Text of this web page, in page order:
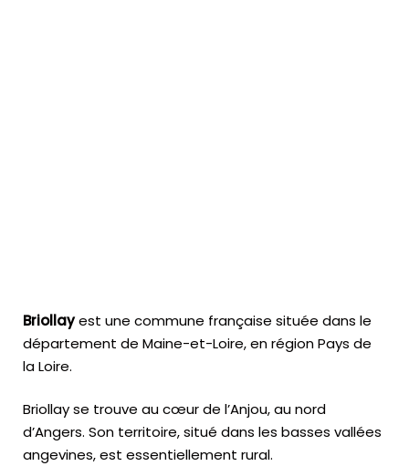
Briollayest une commune française située dans le
département de Maine-et-Loire, en région Pays de
la Loire.
Briollay se trouve au cœur de l’Anjou, au nord
d’Angers. Son territoire, situé dans les basses vallées
angevines, est essentiellement rural.